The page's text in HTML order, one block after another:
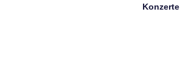
Konzerte